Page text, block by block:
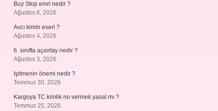
Buy Stop emri nedir ?
Ağustos 6, 2026
Avcı kimin eseri ?
Ağustos 4, 2026
6. sınıfta açıortay nedir ?
Ağustos 3, 2026
Işitmenin önemi nedir ?
Temmuz 30, 2026
Kargoya TC kimlik no vermek yasal mı ?
Temmuz 25, 2026